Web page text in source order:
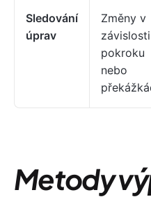
Sledování
úprav
Změny v
pokroku
nebo
Metody